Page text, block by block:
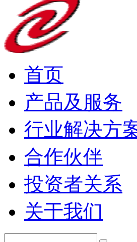
首页
产品及服务
行业解决方
合作伙伴
投资者关系
关于我们